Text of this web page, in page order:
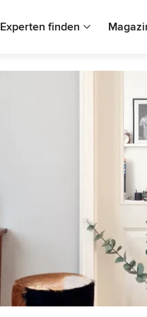
Experten finden